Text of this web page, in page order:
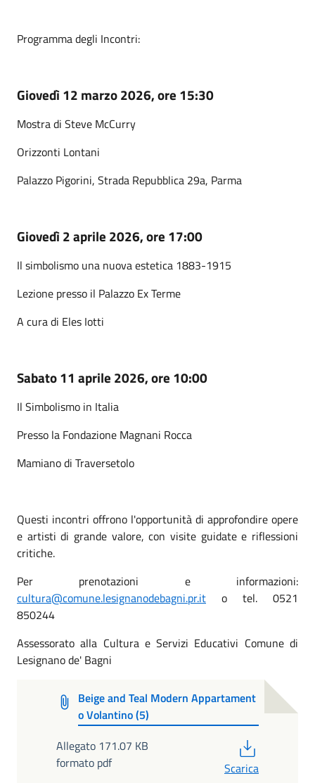
Programma degli Incontri:
Giovedì 12 marzo 2026, ore 15:30
Mostra di Steve McCurry
Orizzonti Lontani
Palazzo Pigorini, Strada Repubblica 29a, Parma
Giovedì 2 aprile 2026, ore 17:00
Il simbolismo una nuova estetica 1883-1915
Lezione presso il Palazzo Ex Terme
A cura di Eles Iotti
Sabato 11 aprile 2026, ore 10:00
Il Simbolismo in Italia
Presso la Fondazione Magnani Rocca
Mamiano di Traversetolo
Questi incontri offrono l'opportunità di approfondire opere
e artisti di grande valore, con visite guidate e riflessioni
critiche.
Per prenotazioni e informazioni:
cultura@comune.lesignanodebagni.pr.it o tel. 0521
850244
Assessorato alla Cultura e Servizi Educativi Comune di
Lesignano de' Bagni
Beige and Teal Modern Appartament
o Volantino (5)
Allegato 171.07 KB
formato pdf
Scarica